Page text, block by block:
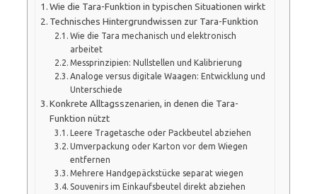
Wie die Tara-Funktion in typischen Situationen wirkt
Technisches Hintergrundwissen zur Tara-Funktion
Wie die Tara mechanisch und elektronisch
arbeitet
Messprinzipien: Nullstellen und Kalibrierung
Analoge versus digitale Waagen: Entwicklung und
Unterschiede
Konkrete Alltagsszenarien, in denen die Tara-
Funktion nützt
Leere Tragetasche oder Packbeutel abziehen
Umverpackung oder Karton vor dem Wiegen
entfernen
Mehrere Handgepäckstücke separat wiegen
Souvenirs im Einkaufsbeutel direkt abziehen